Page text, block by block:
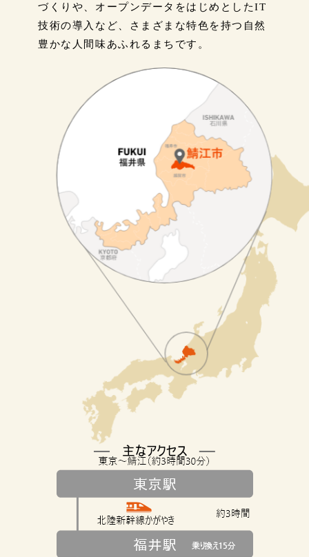
づくりや、オープンデータをはじめとしたIT
技術の導入など、さまざまな特色を持つ自然
豊かな人間味あふれるまちです。